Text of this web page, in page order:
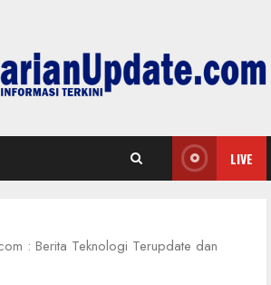
LIVE
: Berita Teknologi Terupdate dan